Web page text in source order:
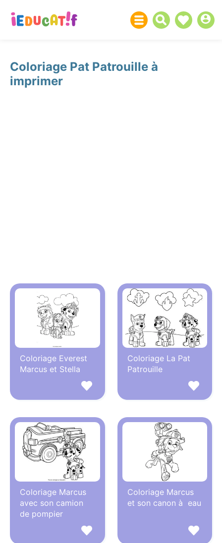
Coloriage Pat Patrouille à
imprimer
Coloriage Everest
Marcus et Stella
Coloriage La Pat
Patrouille
Coloriage Marcus
avec son camion
de pompier
Coloriage Marcus
et son canon à eau